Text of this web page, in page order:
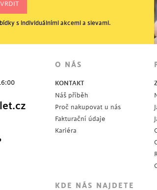
s individuálními akcemi a slevami.
O NÁS
KONTAKT
Náš příběh
Proč nakupovat u nás
Fakturační údaje
Kariéra
KDE NÁS NAJDETE